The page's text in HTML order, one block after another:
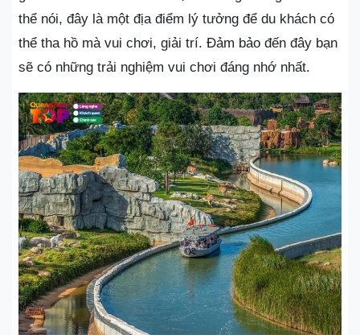
thể nói, đây là một địa điểm lý tưởng để du khách có
thể tha hồ mà vui chơi, giải trí. Đảm bảo đến đây bạn
sẽ có những trải nghiệm vui chơi đáng nhớ nhất.